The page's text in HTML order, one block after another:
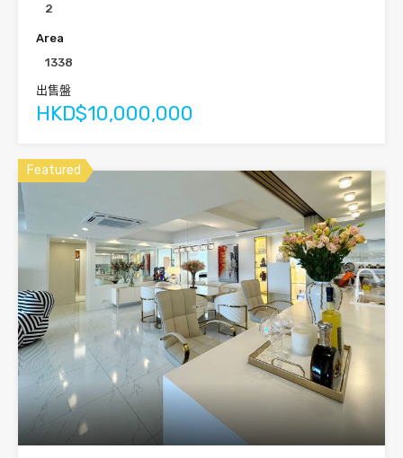
2
Area
1338
出售盤
HKD$10,000,000
Featured